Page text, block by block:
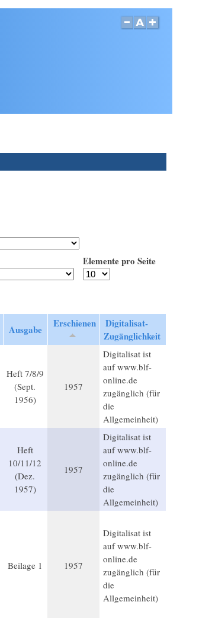
Elemente pro Seite
Ausgabe Erschienen
Digitalisat-
Zugänglichkeit
Heft 7/8/9
(Sept.
1956)
1957
Digitalisat ist
auf www.blf-
online.de
zugänglich (für
die
Allgemeinheit)
Heft
10/11/12
(Dez.
1957)
1957
Digitalisat ist
auf www.blf-
online.de
zugänglich (für
die
Allgemeinheit)
Beilage 1 1957
Digitalisat ist
auf www.blf-
online.de
zugänglich (für
die
Allgemeinheit)